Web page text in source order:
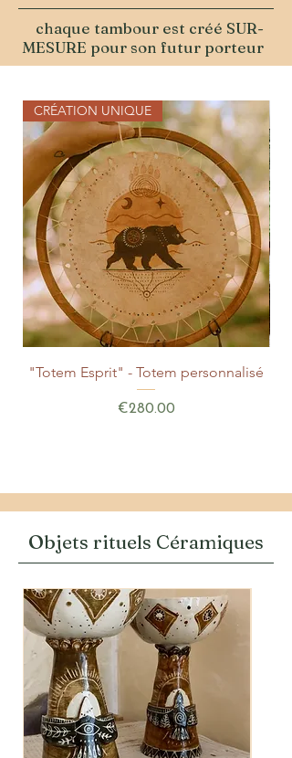
chaque tambour est créé SUR-
MESURE pour son futur porteur
CRÉATION UNIQUE
"Totem Esprit" - Totem personnalisé
Price
€280.00
Objets rituels Céramiques